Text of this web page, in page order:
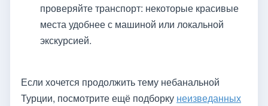
проверяйте транспорт: некоторые красивые
места удобнее с машиной или локальной
экскурсией.
Если хочется продолжить тему небанальной
Турции, посмотрите ещё подборку неизведанных